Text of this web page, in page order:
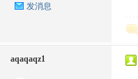
发消息
aqaqaqz1